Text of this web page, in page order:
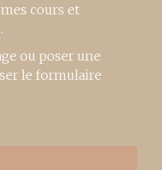
cours et
.
ou poser une
le formulaire